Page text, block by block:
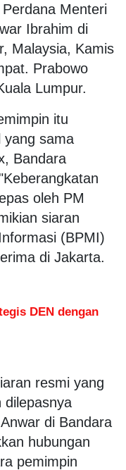
Menteri
Ibrahim di
Malaysia, Kamis
Prabowo
Lumpur.
itu
yang sama
Bandara
oleh PM
siaran
(BPMI)
di Jakarta.
DEN dengan
resmi yang
dilepasnya
di Bandara
hubungan
pemimpin